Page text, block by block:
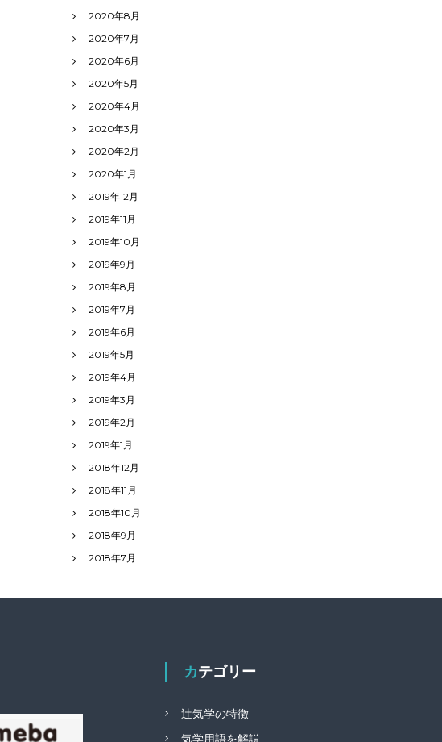
2020年8月
2020年7月
2020年6月
2020年5月
2020年4月
2020年3月
2020年2月
2020年1月
2019年12月
2019年11月
2019年10月
2019年9月
2019年8月
2019年7月
2019年6月
2019年5月
2019年4月
2019年3月
2019年2月
2019年1月
2018年12月
2018年11月
2018年10月
2018年9月
2018年7月
カテゴリー
辻気学の特徴
気学用語を解説